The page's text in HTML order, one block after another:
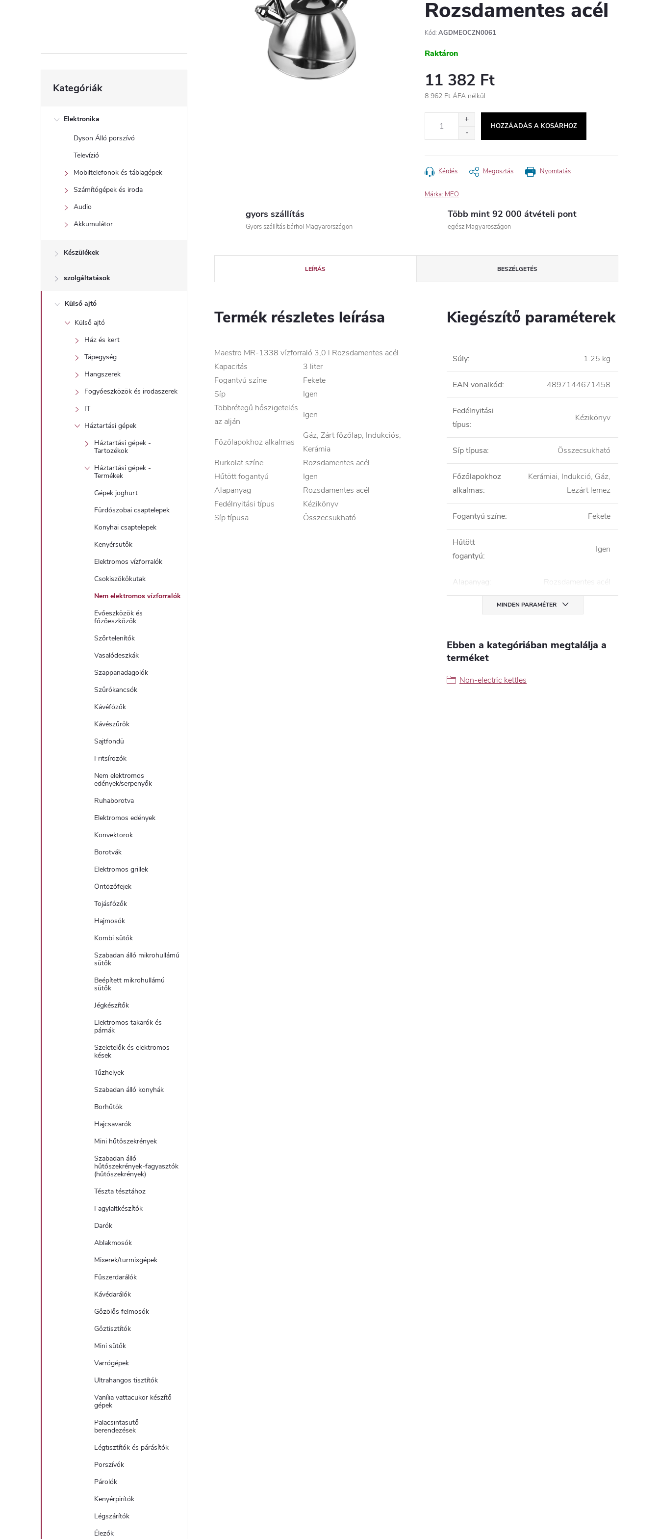
l
sátugrása
Kategóriák
Elektronika
Dyson Álló porszívó
Televízió
Mobiltelefonok és táblagépek
Számítógépek és iroda
Audio
Akkumulátor
Készülékek
szolgáltatások
Külső ajtó
Külső ajtó
Ház és kert
Tápegység
Hangszerek
Fogyóeszközök és irodaszerek
IT
Háztartási gépek
Háztartási gépek -
Tartozékok
Háztartási gépek -
Termékek
Gépek joghurt
Fürdőszobai csaptelepek
Konyhai csaptelepek
Kenyérsütők
Elektromos vízforralók
Csokiszökőkutak
Nem elektromos vízforralók
Evőeszközök és
főzőeszközök
Szőrtelenítők
Vasalódeszkák
Szappanadagolók
Szűrőkancsók
Kávéfőzők
Kávészűrők
Sajtfondü
Fritsírozók
Nem elektromos
edények/serpenyők
Ruhaborotva
Elektromos edények
Konvektorok
Borotvák
Elektromos grillek
Öntözőfejek
Tojásfőzők
Hajmosók
Kombi sütők
Szabadan álló mikrohullámú
sütők
Beépített mikrohullámú
sütők
Jégkészítők
Elektromos takarók és
párnák
Szeletelők és elektromos
kések
Tűzhelyek
Szabadan álló konyhák
Borhűtők
Hajcsavarók
Mini hűtőszekrények
Szabadan álló
hűtőszekrények-fagyasztók
(hűtőszekrények)
Tészta tésztához
Fagylaltkészítők
Darók
Ablakmosók
Mixerek/turmixgépek
Fűszerdarálók
Kávédarálók
Gőzölős felmosók
Gőztisztítók
Mini sütők
Varrógépek
Ultrahangos tisztítók
Vanília vattacukor készítő
gépek
Palacsintasütő
berendezések
Légtisztítók és párásítók
Porszívók
Párolók
Kenyérpirítók
Légszárítók
Élezők
Rozsdamentes acél
Kód: AGDMEOCZN0061
Raktáron
11 382 Ft
8 962 Ft ÁFA nélkül
HOZZÁADÁS A KOSÁRHOZ
Nyomtatás
Kérdés Megosztás
Márka: MEO
gyors szállítás
Gyors szállítás bárhol Magyarországon
Több mint 92 000 átvételi pont
egész Magyaroszágon
LEÍRÁS BESZÉLGETÉS
Termék részletes leírása
Maestro MR-1338 vízforraló 3,0 l Rozsdamentes acél
Kapacitás
3 liter
Fogantyú színe
Fekete
Síp
Igen
Többrétegű hőszigetelés
az alján
Igen
Főzőlapokhoz alkalmas
Gáz, Zárt főzőlap, Indukciós,
Kerámia
Burkolat színe
Rozsdamentes acél
Hűtött fogantyú
Igen
Alapanyag
Rozsdamentes acél
Fedélnyitási típus
Kézikönyv
Síp típusa
Összecsukható
Kiegészítő paraméterek
Súly: 1.25 kg
EAN vonalkód: 4897144671458
Fedélnyitási
típus:
Kézikönyv
Síp típusa: Összecsukható
Főzőlapokhoz
alkalmas:
Kerámiai, Indukció, Gáz,
Lezárt lemez
Fogantyú színe: Fekete
Hűtött
fogantyú:
Igen
Alapanyag: Rozsdamentes acél
MINDEN PARAMÉTER
Ebben a kategóriában megtalálja a
terméket
Non-electric kettles